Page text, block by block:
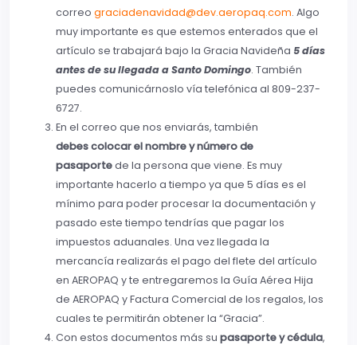
correo graciadenavidad@dev.aeropaq.com. Algo
muy importante es que estemos enterados que el
artículo se trabajará bajo la Gracia Navideña 5 días
antes de su llegada a Santo Domingo. También
puedes comunicárnoslo vía telefónica al 809-237-
6727.
En el correo que nos enviarás, también
debescolocar el nombre y número de
pasaportede la persona que viene. Es muy
importante hacerlo a tiempo ya que 5 días es el
mínimo para poder procesar la documentación y
pasado este tiempo tendrías que pagar los
impuestos aduanales. Una vez llegada la
mercancía realizarás el pago del flete del artículo
en AEROPAQ y te entregaremos la Guía Aérea Hija
de AEROPAQ y Factura Comercial de los regalos, los
cuales te permitirán obtener la “Gracia”.
Con estos documentos más su pasaporte y cédula,